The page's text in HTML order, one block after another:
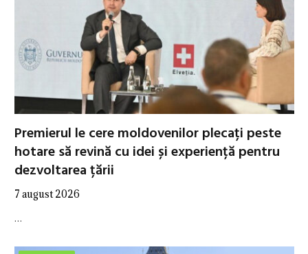
Premierul le cere moldovenilor plecați peste
hotare să revină cu idei și experiență pentru
dezvoltarea țării
7 august 2026
…